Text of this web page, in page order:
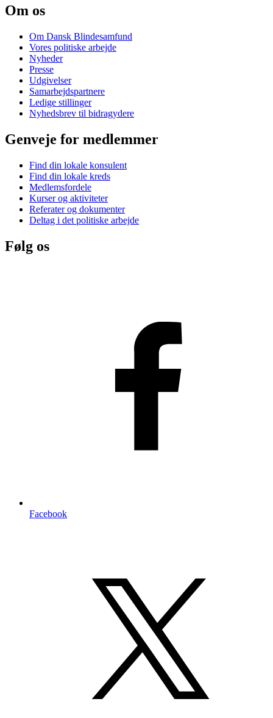
Om os
Om Dansk Blindesamfund
Vores politiske arbejde
Nyheder
Presse
Udgivelser
Samarbejdspartnere
Ledige stillinger
Nyhedsbrev til bidragydere
Genveje for medlemmer
Find din lokale konsulent
Find din lokale kreds
Medlemsfordele
Kurser og aktiviteter
Referater og dokumenter
Deltag i det politiske arbejde
Følg os
Facebook